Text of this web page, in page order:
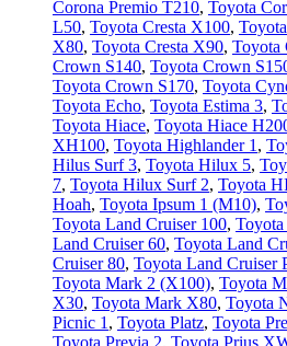
Corona Premio T210, Toyota
L50, Toyota Cresta X100,
X80, Toyota Cresta X90, Toyota
Crown S140, Toyota Crown
Toyota Crown S170, Toyota
Toyota Echo, Toyota Estima 3,
Toyota Hiace, Toyota Hiace
XH100, Toyota Highlander 1 ,
Hilus Surf 3, Toyota Hilux 5,
7, Toyota Hilux Surf 2, Toyota
Hoah, Toyota Ipsum 1 (М10),
Toyota Land Cruiser 100,
Land Cruiser 60, Toyota Land
Cruiser 80, Toyota Land Cruiser
Toyota Mark 2 (Х100), Toyota
X30, Toyota Mark X80, Toyota
Picnic 1 , Toyota Platz, Toyota
Toyota Previa 2, Toyota Prius